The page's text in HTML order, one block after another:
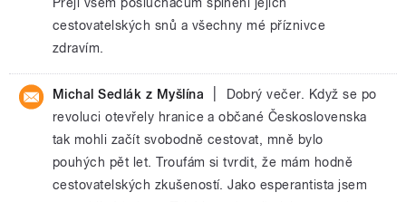
cestovatelských snů a všechny mé příznivce
zdravím.
Michal Sedlák z Myšlína
Dobrý večer. Když se po
revoluci otevřely hranice a občané Československa
tak mohli začít svobodně cestovat, mně bylo
pouhých pět let. Troufám si tvrdit, že mám hodně
cestovatelských zkušeností. Jako esperantista jsem